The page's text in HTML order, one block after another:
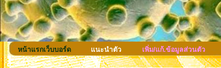
หน้าแรกเว็บบอร์ด แนะนำตัว เพิ่ม/แก้.ข้อมูลส่วนตัว